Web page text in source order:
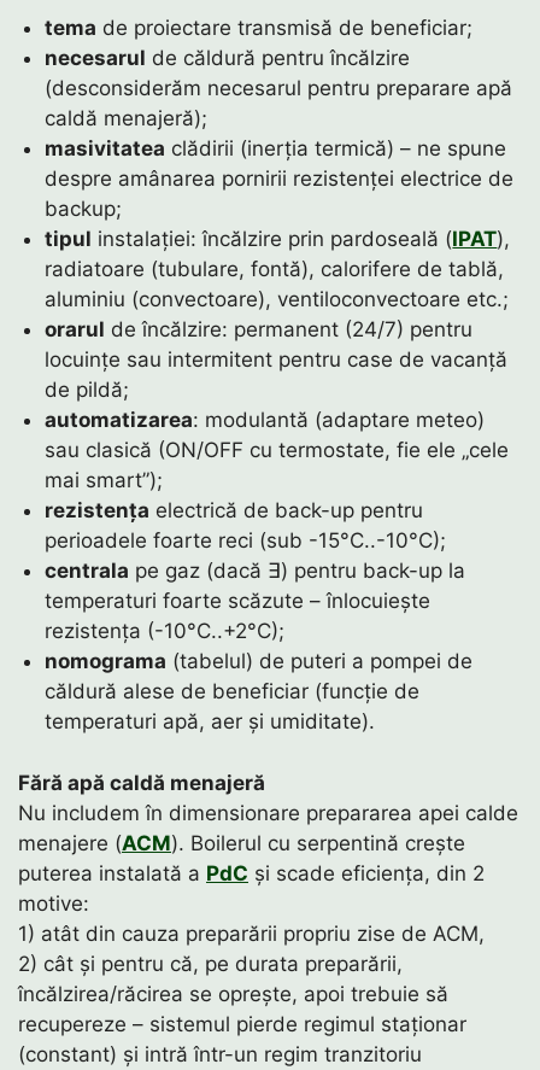
tema de proiectare transmisă de beneficiar;
necesarul de căldură pentru încălzire
(desconsiderăm necesarul pentru preparare apă
caldă menajeră);
masivitatea clădirii (inerția termică) – ne spune
despre amânarea pornirii rezistenței electrice de
backup;
tipul instalației: încălzire prin pardoseală (IPAT),
radiatoare (tubulare, fontă), calorifere de tablă,
aluminiu (convectoare), ventiloconvectoare etc.;
orarul de încălzire: permanent (24/7) pentru
locuințe sau intermitent pentru case de vacanță
de pildă;
automatizarea: modulantă (adaptare meteo)
sau clasică (ON/OFF cu termostate, fie ele „cele
mai smart”);
rezistența electrică de back-up pentru
perioadele foarte reci (sub -15°C..-10°C);
centrala pe gaz (dacă ∃) pentru back-up la
temperaturi foarte scăzute – înlocuiește
rezistența (-10°C..+2°C);
nomograma (tabelul) de puteri a pompei de
căldură alese de beneficiar (funcție de
temperaturi apă, aer și umiditate).
Fără apă caldă menajeră
Nu includem în dimensionare prepararea apei calde
menajere (ACM). Boilerul cu serpentină crește
puterea instalată a PdC și scade eficiența, din 2
motive:
1) atât din cauza preparării propriu zise de ACM,
2) cât și pentru că, pe durata preparării,
încălzirea/răcirea se oprește, apoi trebuie să
recupereze – sistemul pierde regimul staționar
(constant) și intră într-un regim tranzitoriu